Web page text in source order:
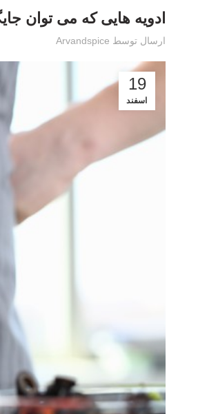
ادویه هایی که می توان
ارسال توسط Arvandspice
19
اسفند